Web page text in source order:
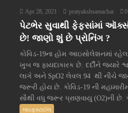
Apr 28, 2021 pratyakshsamachar 0
પેટભેર સુવાથી ફેફસાંમાં
છે! જાણો શું છે પ્રોનિંગ ?
કોવિડ-19ના હોમ આઇસોલેશનમાં
ખુબ જ ફાયદાકારક છે. દર્દીને જ્યારે
લાગે અને SpO2 લેવલ 94 થી નીચે
જરૂરી હોય છે. કોવિડ-19 ની
સૌથી વધુ જરૂર પ્રાણવાયુ (O2)ની
લાઇફસ્ટાઈલ